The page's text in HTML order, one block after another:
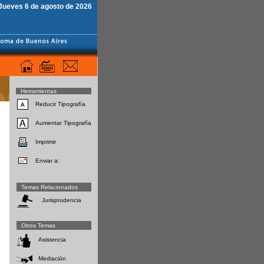
6 de agosto de 2026
Herramientas
Reducir Tipografía
Aumentar Tipografía
Imprimir
Enviar a:
Temas Relacionados
Jurisprudencia
Otros Temas
Asistencia
Mediación